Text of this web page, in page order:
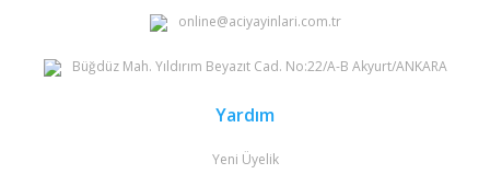
online@aciyayinlari.com.tr
Büğdüz Mah. Yıldırım Beyazıt Cad. No:22/A-B Akyurt/ANKARA
Yardım
Yeni Üyelik